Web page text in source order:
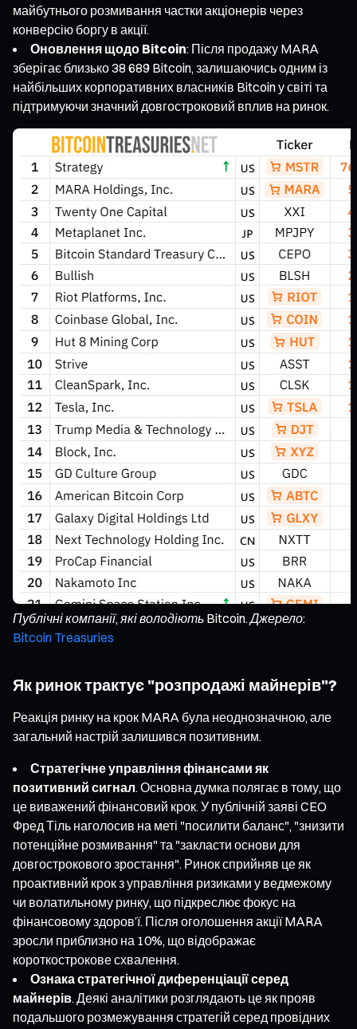
майбутнього розмивання частки акціонерів через
конверсію боргу в акції.
Оновлення щодо Bitcoin: Після продажу MARA
зберігає близько 38 689 Bitcoin, залишаючись одним із
найбільших корпоративних власників Bitcoin у світі та
підтримуючи значний довгостроковий вплив на ринок.
Публічні компанії, які володіють Bitcoin. Джерело:
Bitcoin Treasuries
Як ринок трактує "розпродажі майнерів"?
Реакція ринку на крок MARA була неоднозначною, але
загальний настрій залишився позитивним.
Стратегічне управління фінансами як
позитивний сигнал. Основна думка полягає в тому, що
це виважений фінансовий крок. У публічній заяві CEO
Фред Тіль наголосив на меті "посилити баланс", "знизити
потенційне розмивання" та "закласти основи для
довгострокового зростання". Ринок сприйняв це як
проактивний крок з управління ризиками у ведмежому
чи волатильному ринку, що підкреслює фокус на
фінансовому здоров’ї. Після оголошення акції MARA
зросли приблизно на 10%, що відображає
короткострокове схвалення.
Ознака стратегічної диференціації серед
майнерів. Деякі аналітики розглядають це як прояв
подальшого розмежування стратегій серед провідних